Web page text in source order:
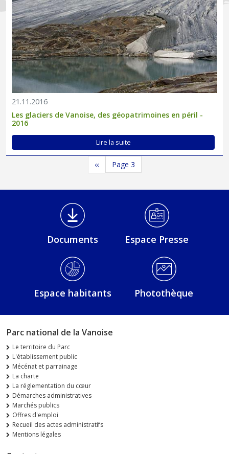
21.11.2016
Les glaciers de Vanoise, des géopatrimoines en péril -
2016
Lire la suite
Page précédente
‹‹ Page 3
Médiathèque Footer
Documents Espace Presse
Espace habitants Photothèque
Parc national de la Vanoise
Le territoire du Parc
L'établissement public
Mécénat et parrainage
La charte
La réglementation du cœur
Démarches administratives
Marchés publics
Offres d'emploi
Recueil des actes administratifs
Mentions légales